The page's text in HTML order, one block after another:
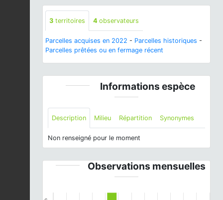
3 territoires 4 observateurs
Parcelles acquises en 2022 - Parcelles historiques -
Parcelles prêtées ou en fermage récent
Informations espèce
Description Milieu Répartition Synonymes
Non renseigné pour le moment
Observations mensuelles